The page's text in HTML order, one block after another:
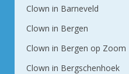
Clown in Barneveld
Clown in Bergen
Clown in Bergen op Zoom
Clown in Bergschenhoek